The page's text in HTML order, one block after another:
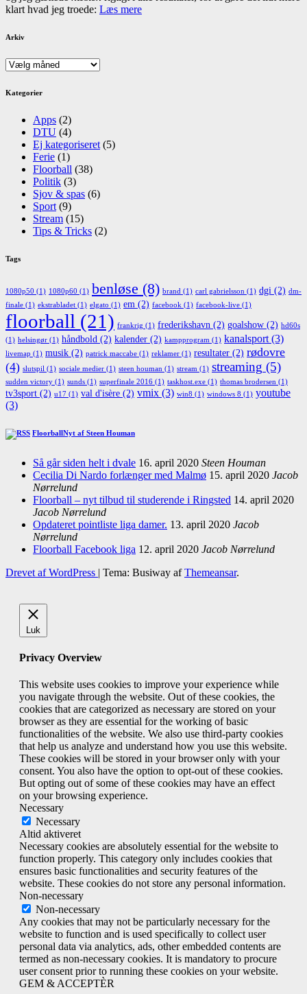
klart hvad jeg troede: Læs mere
Arkiv
Arkiv
Kategorier
Apps (2)
DTU (4)
Ej kategoriseret (5)
Ferie (1)
Floorball (38)
Politik (3)
Sjov & spas (6)
Sport (9)
Stream (15)
Tips & Tricks (2)
Tags
1080p50 (1) 1080p60 (1) benløse (8) brand (1) carl gabrielsson (1) dgi (2) dm-
finale (1) ekstrabladet (1) elgato (1) em (2) facebook (1) facebook-live (1)
floorball (21) frankrig (1) frederikshavn (2) goalshow (2) hd60s
(1) helsingør (1) håndbold (2) kalender (2) kampprogram (1) kanalsport (3)
livemap (1) musik (2) patrick maccabe (1) reklamer (1) resultater (2) rødovre
(4) slutspil (1) sociale medier (1) steen houman (1) stream (1) streaming (5)
sudden victory (1) sunds (1) superfinale 2016 (1) taskhost.exe (1) thomas brodersen (1)
tv3sport (2) u17 (1) val d'isère (2) vmix (3) win8 (1) windows 8 (1) youtube
(3)
FloorballNyt af Steen Houman
Så går siden helt i dvale 16. april 2020 Steen Houman
Cecilia Di Nardo forlænger med Malmø 15. april 2020 Jacob
Nørrelund
Floorball – nyt tilbud til studerende i Ringsted 14. april 2020
Jacob Nørrelund
Opdateret pointliste liga damer. 13. april 2020 Jacob
Nørrelund
Floorball Facebook liga 12. april 2020 Jacob Nørrelund
Drevet af WordPress | Tema: Busiway afThemeansar.
Luk
Privacy Overview
This website uses cookies to improve your experience while
you navigate through the website. Out of these cookies, the
cookies that are categorized as necessary are stored on your
browser as they are essential for the working of basic
functionalities of the website. We also use third-party cookies
that help us analyze and understand how you use this website.
These cookies will be stored in your browser only with your
consent. You also have the option to opt-out of these cookies.
But opting out of some of these cookies may have an effect
on your browsing experience.
Necessary
Necessary
Altid aktiveret
Necessary cookies are absolutely essential for the website to
function properly. This category only includes cookies that
ensures basic functionalities and security features of the
website. These cookies do not store any personal information.
Non-necessary
Non-necessary
Any cookies that may not be particularly necessary for the
website to function and is used specifically to collect user
personal data via analytics, ads, other embedded contents are
termed as non-necessary cookies. It is mandatory to procure
user consent prior to running these cookies on your website.
GEM & ACCEPTÈR